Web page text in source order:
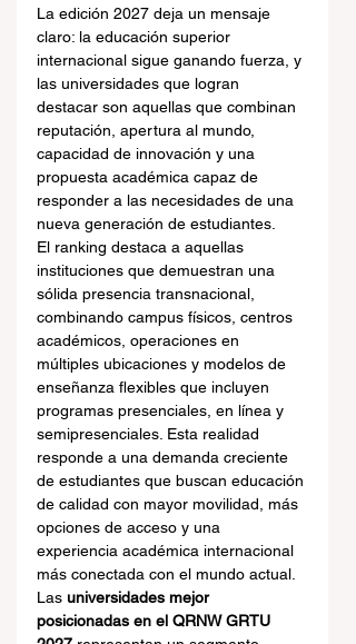
La edición 2027 deja un mensaje
claro: la educación superior
internacional sigue ganando fuerza, y
las universidades que logran
destacar son aquellas que combinan
reputación, apertura al mundo,
capacidad de innovación y una
propuesta académica capaz de
responder a las necesidades de una
nueva generación de estudiantes.
El ranking destaca a aquellas
instituciones que demuestran una
sólida presencia transnacional,
combinando campus físicos, centros
académicos, operaciones en
múltiples ubicaciones y modelos de
enseñanza flexibles que incluyen
programas presenciales, en línea y
semipresenciales. Esta realidad
responde a una demanda creciente
de estudiantes que buscan educación
de calidad con mayor movilidad, más
opciones de acceso y una
experiencia académica internacional
más conectada con el mundo actual.
Las universidades mejor
posicionadas en el QRNW GRTU